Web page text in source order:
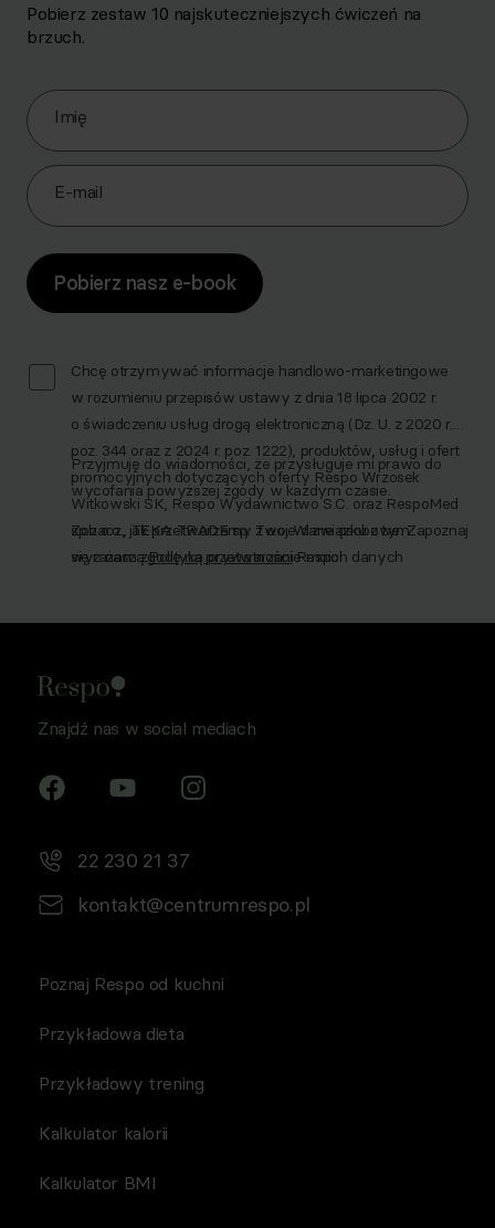
Pobierz zestaw 10 najskuteczniejszych ćwiczeń na
brzuch.
Zapisz się do Newslettera
Imię
E-mail
Pobierz nasz e-book
Chcę otrzymywać informacje handlowo-marketingowe
w rozumieniu przepisów ustawy z dnia 18 lipca 2002 r.
o świadczeniu usług drogą elektroniczną (Dz. U. z 2020 r.
poz. 344 oraz z 2024 r. poz. 1222), produktów, usług i ofert
promocyjnych dotyczących oferty Respo Wrzosek
Witkowski SK, Respo Wydawnictwo S.C. oraz RespoMed
sp.z o.o., TEKA TRADE sp. z o.o. W związku z tym
wyrażam zgodę na przetwarzanie moich danych
ustawy Prawo komunikacji elektronicznej z dnia 12 lipca
Współadministratorów (Respo Wrzosek Witkowski SK,
Przyjmuję do wiadomości, że przysługuje mi prawo do
wycofania powyższej zgody w każdym czasie.
Zobacz, jak przetwarzamy Twoje dane osobowe. Zapoznaj
się z nasząPolityką prywatnościRespo
Znajdź nas w social mediach
22 230 21 37
kontakt@centrumrespo.pl
Poznaj Respo od kuchni
Przykładowa dieta
Przykładowy trening
Kalkulator kalorii
Kalkulator BMI